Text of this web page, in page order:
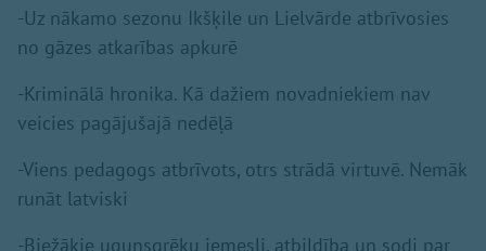
-Uz nākamo sezonu Ikšķile un Lielvārde atbrīvosies
no gāzes atkarības apkurē
-Kriminālā hronika. Kā dažiem novadniekiem nav
veicies pagājušajā nedēļā
-Viens pedagogs atbrīvots, otrs strādā virtuvē. Nemāk
runāt latviski
-Biežākie ugunsgrēku iemesli, atbildība un sodi par